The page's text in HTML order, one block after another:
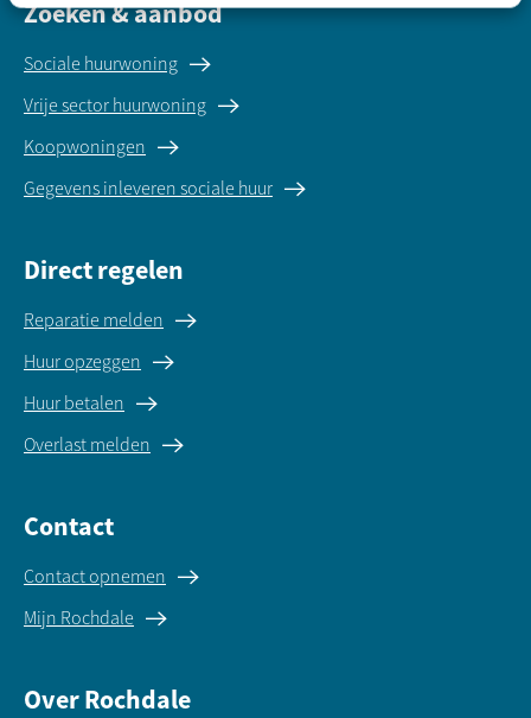
Zoeken & aanbod
Sociale huurwoning
Vrije sector huurwoning
Koopwoningen
Gegevens inleveren sociale huur
Direct regelen
Reparatie melden
Huur opzeggen
Huur betalen
Overlast melden
Contact
Contact opnemen
Mijn Rochdale
Over Rochdale